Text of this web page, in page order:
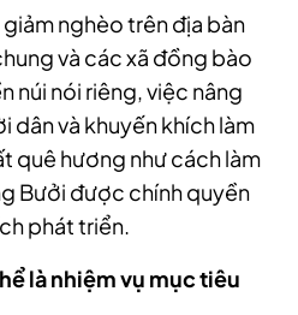
nghèo trên địa bàn
và các xã đồng bào
núi nói riêng, việc nâng
và khuyến khích làm
quê hương như cách làm
Bưởi được chính quyền
phát triển.
là nhiệm vụ mục tiêu